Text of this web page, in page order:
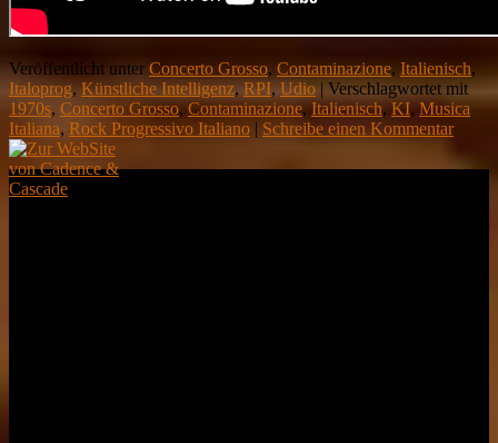
Veröffentlicht unter Concerto Grosso, Contaminazione, Italienisch,
Italoprog, Künstliche Intelligenz, RPI, Udio | Verschlagwortet mit
1970s, Concerto Grosso, Contaminazione, Italienisch, KI, Musica
Italiana, Rock Progressivo Italiano | Schreibe einen Kommentar